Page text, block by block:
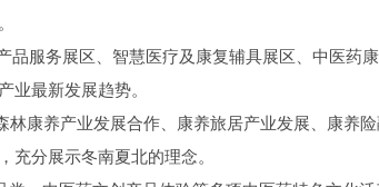
服务展区、智慧医疗及康复辅具展区、中医药康
业最新发展趋势。
康养产业发展合作、康养旅居产业发展、康养险
充分展示冬南夏北的理念。